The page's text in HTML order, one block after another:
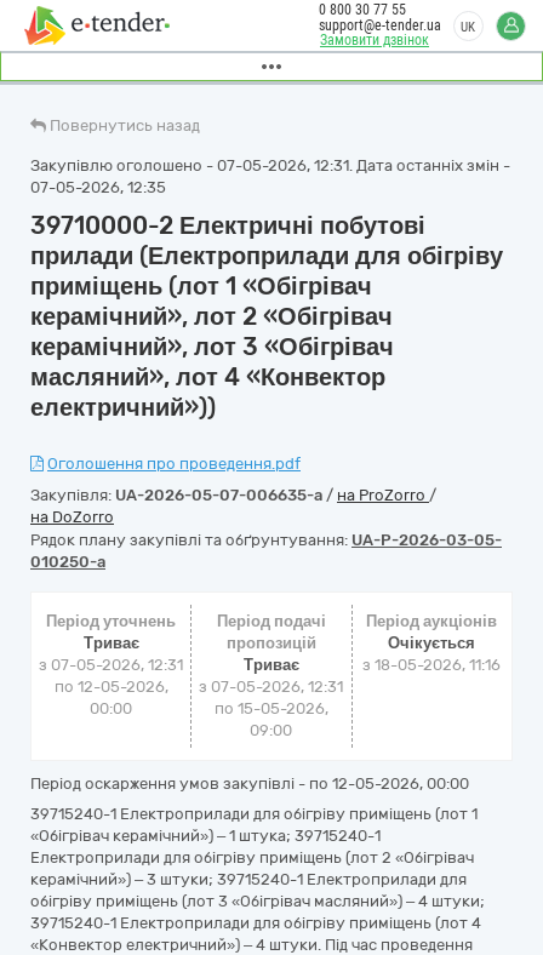
Замовити дзвінок
0 800 30 77 55
support@e-tender.ua
UK
Повернутись назад
Закупівлю оголошено - 07-05-2026, 12:31. Дата останніх змін -
07-05-2026, 12:35
39710000-2 Електричні побутові
прилади (Електроприлади для обігріву
приміщень (лот 1 «Обігрівач
керамічний», лот 2 «Обігрівач
керамічний», лот 3 «Обігрівач
масляний», лот 4 «Конвектор
електричний»))
Оголошення про проведення.pdf
Закупівля: UA-2026-05-07-006635-a / на ProZorro /
на DoZorro
Рядок плану закупівлі та обґрунтування: UA-P-2026-03-05-
010250-a
Період уточнень
Триває
з 07-05-2026, 12:31
по 12-05-2026,
00:00
Період подачі
пропозицій
Триває
з 07-05-2026, 12:31
по 15-05-2026,
09:00
Період аукціонів
Очікується
з18-05-2026, 11:16
Період оскарження умов закупівлі - по 12-05-2026, 00:00
39715240-1 Електроприлади для обігріву приміщень (лот 1
«Обігрівач керамічний») – 1 штука; 39715240-1
Електроприлади для обігріву приміщень (лот 2 «Обігрівач
керамічний») – 3 штуки; 39715240-1 Електроприлади для
обігріву приміщень (лот 3 «Обігрівач масляний») – 4 штуки;
39715240-1 Електроприлади для обігріву приміщень (лот 4
«Конвектор електричний») – 4 штуки. Під час проведення